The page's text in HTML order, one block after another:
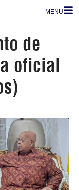
MENU
de
oficial